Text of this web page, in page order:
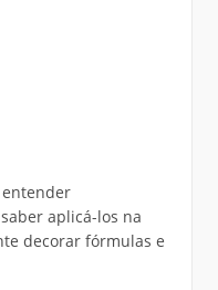
entender
aplicá-los na
decorar fórmulas e